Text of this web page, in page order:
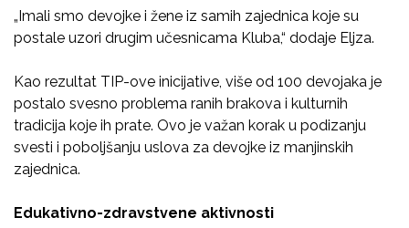
„Imali smo devojke i žene iz samih zajednica koje su
postale uzori drugim učesnicama Kluba,“ dodaje Eljza.
Kao rezultat TIP-ove inicijative, više od 100 devojaka je
postalo svesno problema ranih brakova i kulturnih
tradicija koje ih prate. Ovo je važan korak u podizanju
svesti i poboljšanju uslova za devojke iz manjinskih
zajednica.
Edukativno-zdravstvene aktivnosti